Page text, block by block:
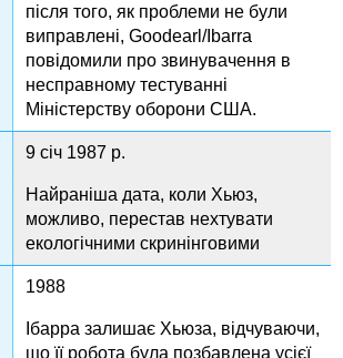
після того, як проблеми не були
виправлені, Goodearl/Ibarra
повідомили про звинувачення в
несправному тестуванні
Міністерству оборони США.
9 січ 1987 р.
Найраніша дата, коли Хьюз,
можливо, перестав нехтувати
екологічними скринінговими
1988
Ібарра залишає Хьюза, відчуваючи,
що її робота була позбавлена усієї